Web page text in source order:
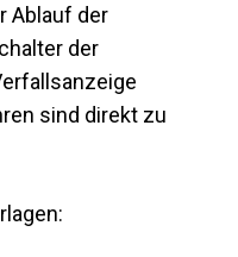
Ablauf der
der
sind direkt zu